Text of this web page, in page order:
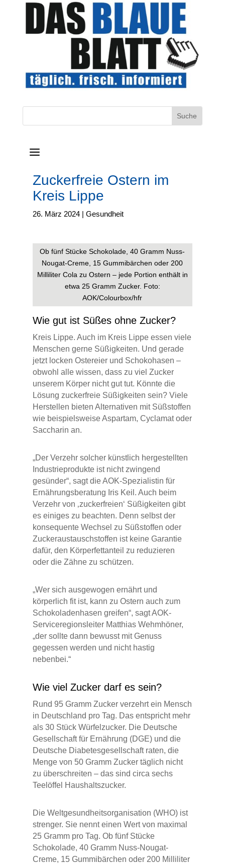
a
Zuckerfreie Ostern im
Kreis Lippe
26. März 2024| Gesundheit
Ob fünf Stücke Schokolade, 40 Gramm Nuss-
Nougat-Creme, 15 Gummibärchen oder 200
Milliliter Cola zu Ostern – jede Portion enthält in
etwa 25 Gramm Zucker. Foto:
AOK/Colourbox/hfr
Wie gut ist Süßes ohne Zucker?
Kreis Lippe. Auch im Kreis Lippe essen viele
Menschen gerne Süßigkeiten. Und gerade
jetzt locken Ostereier und Schokohasen –
obwohl alle wissen, dass zu viel Zucker
unserem Körper nicht gut tut. Könnte die
Lösung zuckerfreie Süßigkeiten sein? Viele
Herstellen bieten Alternativen mit Süßstoffen
wie beispielsweise Aspartam, Cyclamat oder
Saccharin an.
„Der Verzehr solcher künstlich hergestellten
Industrieprodukte ist nicht zwingend
gesünder“, sagt die AOK-Spezialistin für
Ernährungsberatung Iris Keil. Auch beim
Verzehr von ‚zuckerfreien‘ Süßigkeiten gibt
es einiges zu beachten. Denn selbst der
konsequente Wechsel zu Süßstoffen oder
Zuckeraustauschstoffen ist keine Garantie
dafür, den Körperfettanteil zu reduzieren
oder die Zähne zu schützen.
„Wer sich ausgewogen ernährt und
körperlich fit ist, kann zu Ostern auch zum
Schokoladenhasen greifen“, sagt AOK-
Serviceregionsleiter Matthias Wehmhöner,
„der sollte dann bewusst mit Genuss
gegessen werden und nicht hastig
nebenbei.“
Wie viel Zucker darf es sein?
Rund 95 Gramm Zucker verzehrt ein Mensch
in Deutschland pro Tag. Das entspricht mehr
als 30 Stück Würfelzucker. Die Deutsche
Gesellschaft für Ernährung (DGE) und die
Deutsche Diabetesgesellschaft raten, die
Menge von 50 Gramm Zucker täglich nicht
zu überschreiten – das sind circa sechs
Teelöffel Haushaltszucker.
Die Weltgesundheitsorganisation (WHO) ist
strenger. Sie nennt einen Wert von maximal
25 Gramm pro Tag. Ob fünf Stücke
Schokolade, 40 Gramm Nuss-Nougat-
Creme, 15 Gummibärchen oder 200 Milliliter